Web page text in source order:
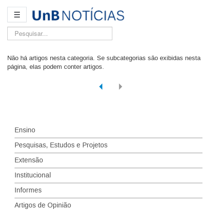
☰
Pesquisar...
Não há artigos nesta categoria. Se subcategorias são exibidas nesta
página, elas podem conter artigos.
Ensino
Pesquisas, Estudos e Projetos
Extensão
Institucional
Informes
Artigos de Opinião